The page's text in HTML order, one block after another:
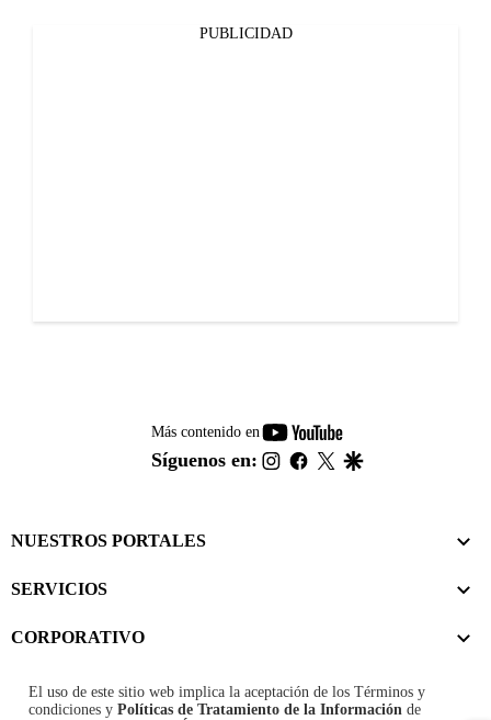
PUBLICIDAD
Más contenido en
youtube-
footer
Síguenos en: instagram
facebook
twitter
NUESTROS PORTALES
SERVICIOS
CORPORATIVO
El uso de este sitio web implica la aceptación de los Términos y
condiciones y Políticas de Tratamiento de la Información de